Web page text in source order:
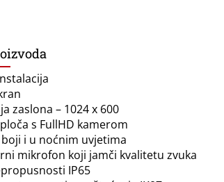
zaslona – 1024 x 600
s FullHD kamerom
i u noćnim uvjetima
mikrofon koji jamči kvalitetu zvuka
IP65